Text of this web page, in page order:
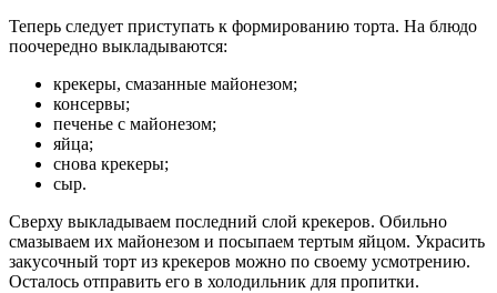
Теперь следует приступать к формированию торта. На блюдо
поочередно выкладываются:
крекеры, смазанные майонезом;
консервы;
печенье с майонезом;
яйца;
снова крекеры;
сыр.
Сверху выкладываем последний слой крекеров. Обильно
смазываем их майонезом и посыпаем тертым яйцом. Украсить
закусочный торт из крекеров можно по своему усмотрению.
Осталось отправить его в холодильник для пропитки.